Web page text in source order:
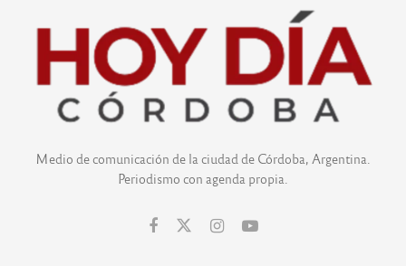
Medio de comunicación de la ciudad de Córdoba, Argentina.
Periodismo con agenda propia.